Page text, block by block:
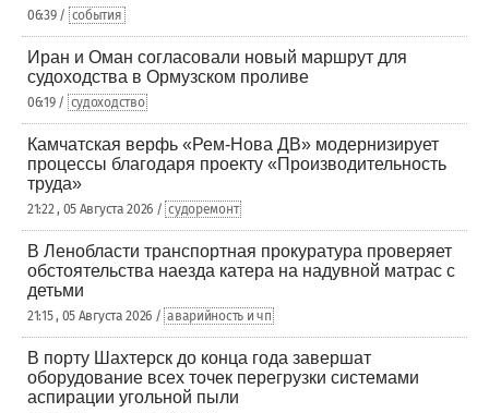
06:39 / события
Иран и Оман согласовали новый маршрут для
судоходства в Ормузском проливе
06:19 / судоходство
Камчатская верфь «Рем-Нова ДВ» модернизирует
процессы благодаря проекту «Производительность
труда»
21:22 , 05 Августа 2026 / судоремонт
В Ленобласти транспортная прокуратура проверяет
обстоятельства наезда катера на надувной матрас с
детьми
21:15 , 05 Августа 2026 / аварийность и чп
В порту Шахтерск до конца года завершат
оборудование всех точек перегрузки системами
аспирации угольной пыли